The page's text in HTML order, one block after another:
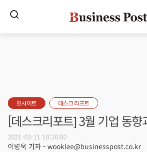
인사이트 데스크 리포트
[데스크리포트] 3월 기업 동향
2021-03-11 10:20:00
이병욱 기자 - wooklee@businesspost.co.kr